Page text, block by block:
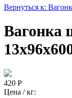
Вернуться к:
Вагонка
420 Р
Цена / кг: